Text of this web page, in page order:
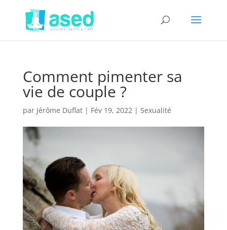
Comment pimenter sa
vie de couple ?
par Jérôme Duflat| Fév 19, 2022| Sexualité